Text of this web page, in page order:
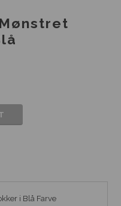
i Blå Farve